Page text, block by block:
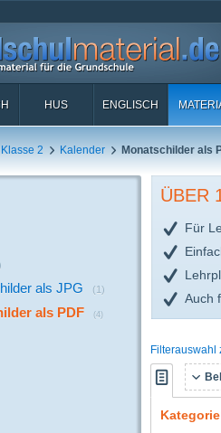
HUS ENGLISCH
Klasse 2 Kalender Monatschilder als
als JPG (1)
als PDF (4)
ÜBER
Für
Auch
Filterauswahl